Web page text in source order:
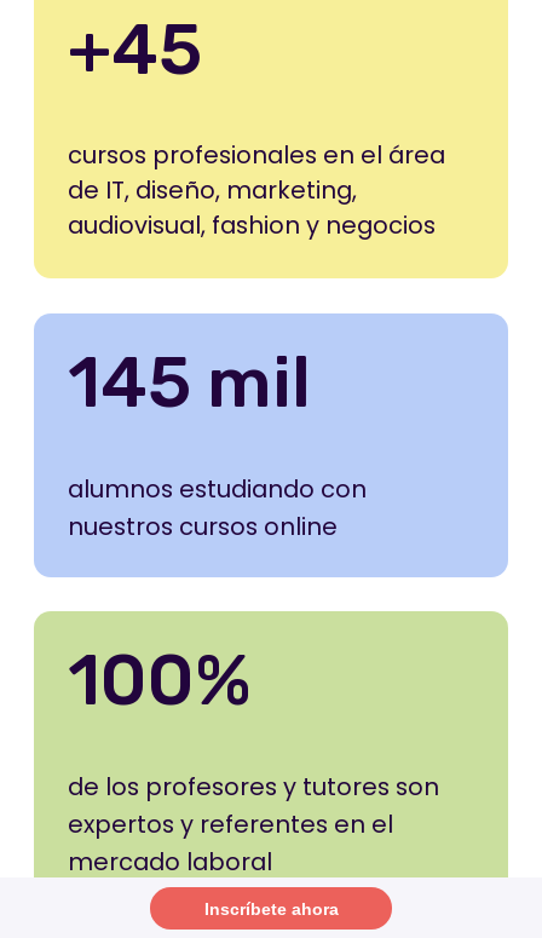
Inscríbete ahora